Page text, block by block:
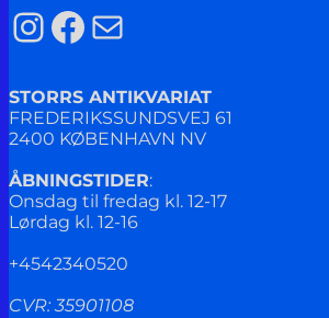
Instagram
Facebook
Mail
STORRS ANTIKVARIAT
FREDERIKSSUNDSVEJ 61
2400 KØBENHAVN NV
ÅBNINGSTIDER:
Onsdag til fredag kl. 12-17
Lørdag kl. 12-16
+4542340520
CVR: 35901108